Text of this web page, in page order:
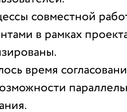
совместной
в рамках
время